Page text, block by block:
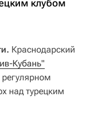
клубом
Краснодарский
Кубань"
над турецким